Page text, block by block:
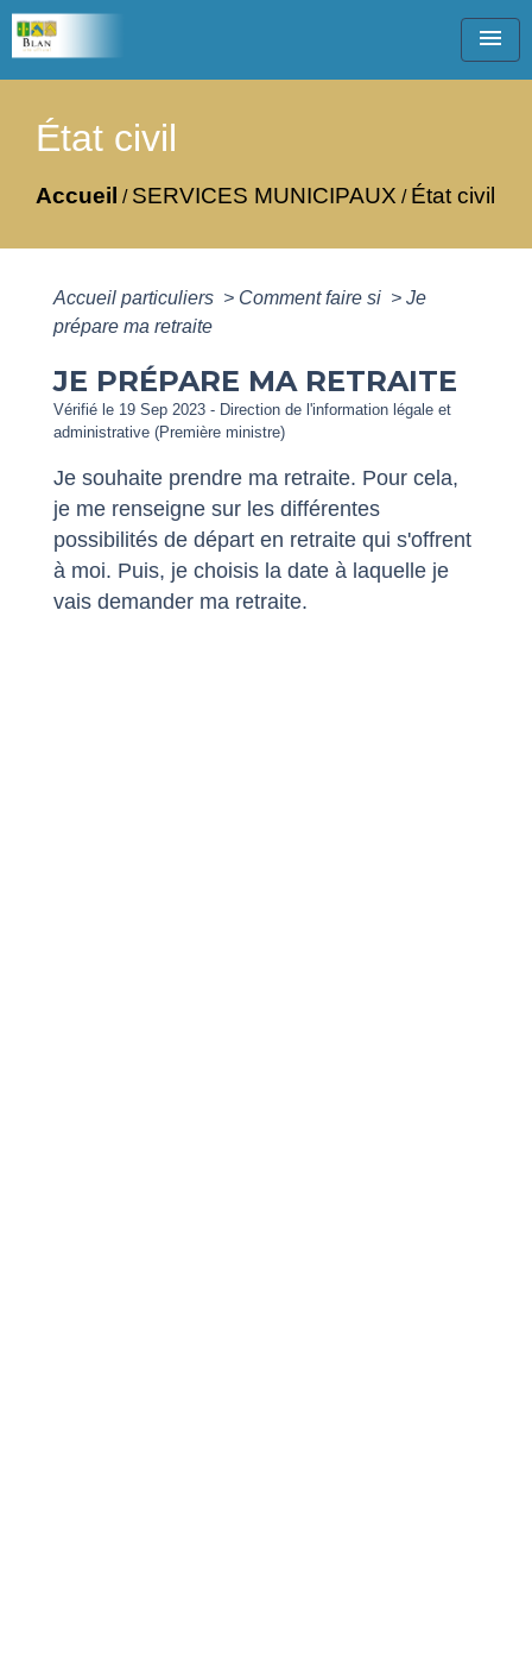
menu
État civil
Accueil / SERVICES MUNICIPAUX / État civil
Accueil particuliers > Comment faire si > Je
prépare ma retraite
JE PRÉPARE MA RETRAITE
Vérifié le 19 Sep 2023 - Direction de l'information légale et
administrative (Première ministre)
Je souhaite prendre ma retraite. Pour cela,
je me renseigne sur les différentes
possibilités de départ en retraite qui s'offrent
à moi. Puis, je choisis la date à laquelle je
vais demander ma retraite.